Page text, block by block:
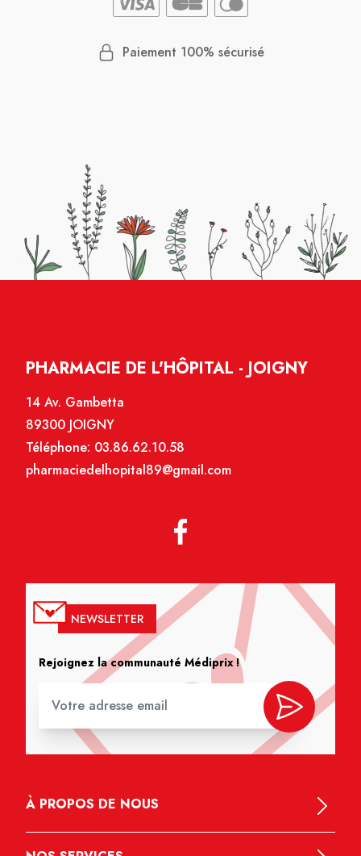
Paiement 100% sécurisé
PHARMACIE DE L'HÔPITAL - JOIGNY
14 Av. Gambetta
89300 JOIGNY
Téléphone: 03.86.62.10.58
pharmaciedelhopital89@gmail.com
NEWSLETTER
Rejoignez la communauté Médiprix !
À PROPOS DE NOUS